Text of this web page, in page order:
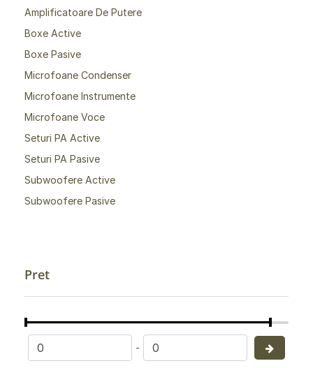
Amplificatoare De Putere
Boxe Active
Boxe Pasive
Microfoane Condenser
Microfoane Instrumente
Microfoane Voce
Seturi PA Active
Seturi PA Pasive
Subwoofere Active
Subwoofere Pasive
Pret
-